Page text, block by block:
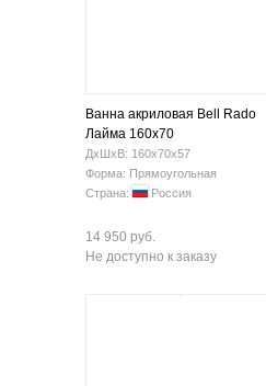
Ванна акриловая Bell Rado
Лайма 160x70
ДхШхВ: 160х70х57
Форма: Прямоугольная
Страна:
Россия
14 950 руб.
Не доступно к заказу